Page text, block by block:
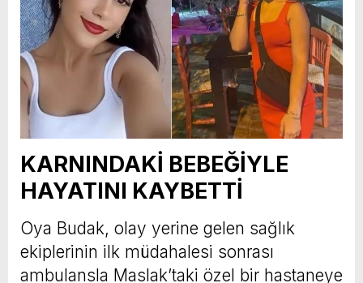
KARNINDAKİ BEBEĞİYLE
HAYATINI KAYBETTİ
Oya Budak, olay yerine gelen sağlık
ekiplerinin ilk müdahalesi sonrası
ambulansla Maslak’taki özel bir hastaneye